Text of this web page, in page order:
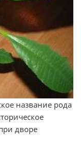
название рода
дворе